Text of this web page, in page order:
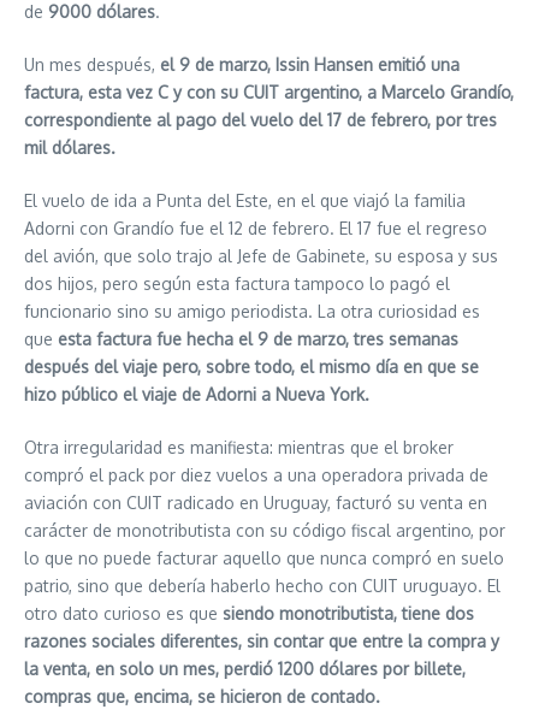
de 9000 dólares.
Un mes después, el 9 de marzo, Issin Hansen emitió una
factura, esta vez C y con su CUIT argentino, a Marcelo Grandío,
correspondiente al pago del vuelo del 17 de febrero, por tres
mil dólares.
El vuelo de ida a Punta del Este, en el que viajó la familia
Adorni con Grandío fue el 12 de febrero. El 17 fue el regreso
del avión, que solo trajo al Jefe de Gabinete, su esposa y sus
dos hijos, pero según esta factura tampoco lo pagó el
funcionario sino su amigo periodista. La otra curiosidad es
que esta factura fue hecha el 9 de marzo, tres semanas
después del viaje pero, sobre todo, el mismo día en que se
hizo público el viaje de Adorni a Nueva York.
Otra irregularidad es manifiesta: mientras que el broker
compró el pack por diez vuelos a una operadora privada de
aviación con CUIT radicado en Uruguay, facturó su venta en
carácter de monotributista con su código fiscal argentino, por
lo que no puede facturar aquello que nunca compró en suelo
patrio, sino que debería haberlo hecho con CUIT uruguayo. El
otro dato curioso es que siendo monotributista, tiene dos
razones sociales diferentes, sin contar que entre la compra y
la venta, en solo un mes, perdió 1200 dólares por billete,
compras que, encima, se hicieron de contado.